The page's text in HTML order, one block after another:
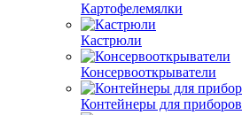
Картофелемялки
Кастрюли
Консервооткрыватели
Контейнеры для приборов